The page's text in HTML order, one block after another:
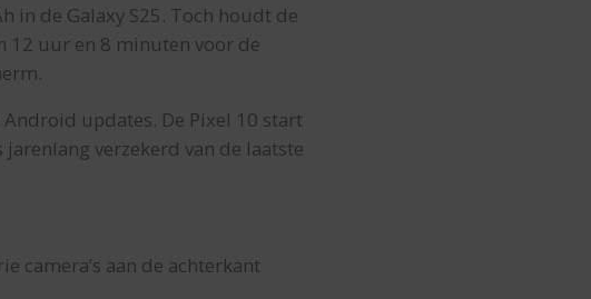
in de Galaxy S25. Toch houdt de
12 uur en 8 minuten voor de
updates. De Pixel 10 start
verzekerd van de laatste
camera’s aan de achterkant